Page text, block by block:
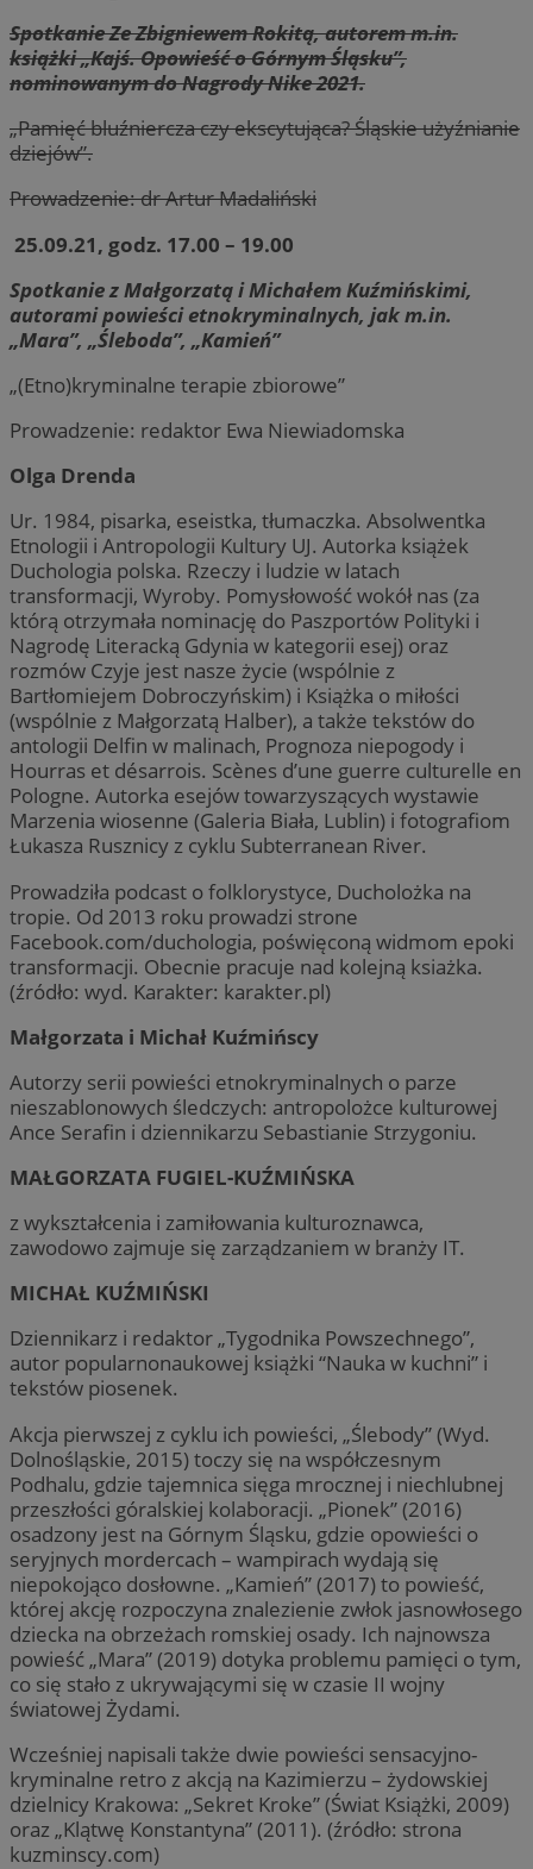
Spotkanie Ze Zbigniewem Rokitą, autorem m.in.
książki „Kajś. Opowieść o Górnym Śląsku”,
nominowanym do Nagrody Nike 2021.
„Pamięć bluźniercza czy ekscytująca? Śląskie użyźnianie
dziejów”.
Prowadzenie: dr Artur Madaliński
25.09.21, godz. 17.00 – 19.00
Spotkanie z Małgorzatą i Michałem Kuźmińskimi,
autorami powieści etnokryminalnych, jak m.in.
„Mara”, „Śleboda”, „Kamień”
„(Etno)kryminalne terapie zbiorowe”
Prowadzenie: redaktor Ewa Niewiadomska
Olga Drenda
Ur. 1984, pisarka, eseistka, tłumaczka. Absolwentka
Etnologii i Antropologii Kultury UJ. Autorka książek
Duchologia polska. Rzeczy i ludzie w latach
transformacji, Wyroby. Pomysłowość wokół nas (za
którą otrzymała nominację do Paszportów Polityki i
Nagrodę Literacką Gdynia w kategorii esej) oraz
rozmów Czyje jest nasze życie (wspólnie z
Bartłomiejem Dobroczyńskim) i Książka o miłości
(wspólnie z Małgorzatą Halber), a także tekstów do
antologii Delfin w malinach, Prognoza niepogody i
Hourras et désarrois. Scènes d’une guerre culturelle en
Pologne. Autorka esejów towarzyszących wystawie
Marzenia wiosenne (Galeria Biała, Lublin) i fotografiom
Łukasza Rusznicy z cyklu Subterranean River.
Prowadziła podcast o folklorystyce, Ducholożka na
tropie. Od 2013 roku prowadzi strone
Facebook.com/duchologia, poświęconą widmom epoki
transformacji. Obecnie pracuje nad kolejną ksiażka.
(źródło: wyd. Karakter: karakter.pl)
Małgorzata i Michał Kuźmińscy
Autorzy serii powieści etnokryminalnych o parze
nieszablonowych śledczych: antropolożce kulturowej
Ance Serafin i dziennikarzu Sebastianie Strzygoniu.
MAŁGORZATA FUGIEL-KUŹMIŃSKA
z wykształcenia i zamiłowania kulturoznawca,
zawodowo zajmuje się zarządzaniem w branży IT.
MICHAŁ KUŹMIŃSKI
Dziennikarz i redaktor „Tygodnika Powszechnego”,
autor popularnonaukowej książki “Nauka w kuchni” i
tekstów piosenek.
Akcja pierwszej z cyklu ich powieści, „Ślebody” (Wyd.
Dolnośląskie, 2015) toczy się na współczesnym
Podhalu, gdzie tajemnica sięga mrocznej i niechlubnej
przeszłości góralskiej kolaboracji. „Pionek” (2016)
osadzony jest na Górnym Śląsku, gdzie opowieści o
seryjnych mordercach – wampirach wydają się
niepokojąco dosłowne. „Kamień” (2017) to powieść,
której akcję rozpoczyna znalezienie zwłok jasnowłosego
dziecka na obrzeżach romskiej osady. Ich najnowsza
powieść „Mara” (2019) dotyka problemu pamięci o tym,
co się stało z ukrywającymi się w czasie II wojny
światowej Żydami.
Wcześniej napisali także dwie powieści sensacyjno-
kryminalne retro z akcją na Kazimierzu – żydowskiej
dzielnicy Krakowa: „Sekret Kroke” (Świat Książki, 2009)
oraz „Klątwę Konstantyna” (2011). (źródło: strona
kuzminscy.com)